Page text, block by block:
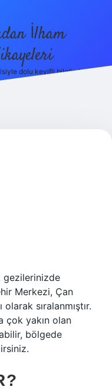
İlham
dolu keyifli bilgiler!
gezilerinizde
Merkezi, Çan
olarak sıralanmıştır.
çok yakın olan
bölgede